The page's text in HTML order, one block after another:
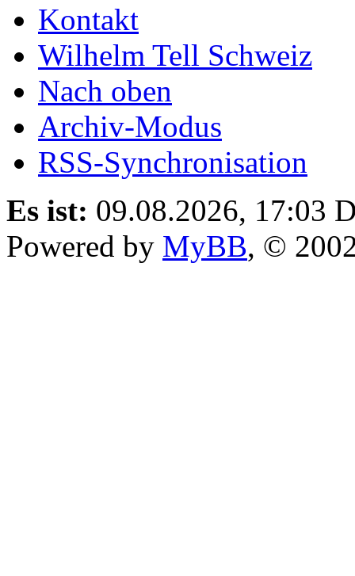
Kontakt
Wilhelm Tell Schweiz
Nach oben
Archiv-Modus
RSS-Synchronisation
Es ist: 09.08.2026, 17:03
Powered by MyBB, ©